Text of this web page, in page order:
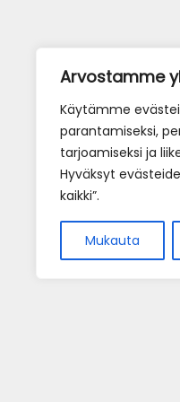
Arvostamme
Käytämme
parantamiseksi,
tarjoamiseksi ja
Hyväksyt
kaikki”.
Mukauta